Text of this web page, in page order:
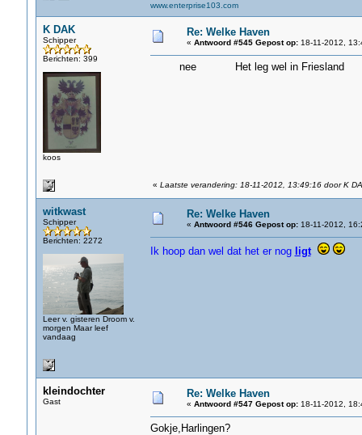
www.enterprise103.com
K DAK
Schipper
Berichten: 399
koos
Re: Welke Haven
« Antwoord #545 Gepost op:18-11-2012,
nee Het leg wel in Friesland
« Laatste verandering: 18-11-2012, 13:49:16 door K
witkwast
Schipper
Berichten: 2272
Leer v. gisteren Droom v.
morgen Maar leef
vandaag
Re: Welke Haven
« Antwoord #546 Gepost op:18-11-2012,
Ik hoop dan wel dat het er nog ligt
kleindochter
Gast
Re: Welke Haven
« Antwoord #547 Gepost op:18-11-2012,
Gokje,Harlingen?